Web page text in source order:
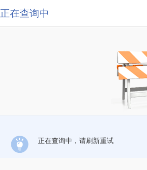
正在查询中
正在查询中，请刷新重试